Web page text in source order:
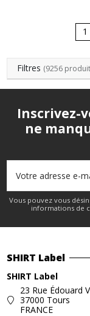
1
Filtres (9256
Inscrivez-
ne
Vous pouvez vous
informations de
SHIRT Label
SHIRT Label
23 Rue Édouard
37000 Tours
FRANCE